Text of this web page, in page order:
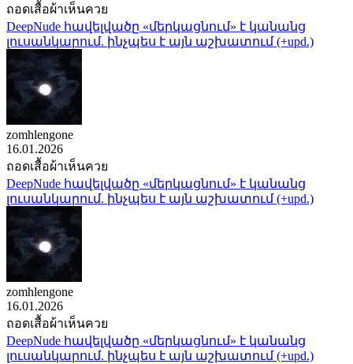
ถอดเสื้อผ้าเห็นควย
DeepNude հավելվածը «մերկացնում» է կանանց
լուսանկարում. ինչպես է այն աշխատում (+upd.)
zomhlengone
16.01.2026
ถอดเสื้อผ้าเห็นควย
DeepNude հավելվածը «մերկացնում» է կանանց
լուսանկարում. ինչպես է այն աշխատում (+upd.)
zomhlengone
16.01.2026
ถอดเสื้อผ้าเห็นควย
DeepNude հավելվածը «մերկացնում» է կանանց
լուսանկարում. ինչպես է այն աշխատում (+upd.)